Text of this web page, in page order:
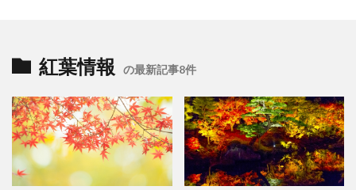
紅葉情報 の最新記事8件